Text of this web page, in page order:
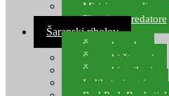
Mirisi za varalice
Plovci za predatore
Šaranski ribolov
Šaranske role
Šaranski štapovi
Šaranski najloni
Indikatori ugriza